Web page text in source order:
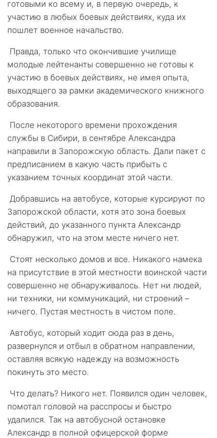
готовыми ко всему и, в первую очередь, к
участию в любых боевых действиях, куда их
пошлет военное начальство.
Правда, только что окончившие училище
молодые лейтенанты совершенно не готовы к
участию в боевых действиях, не имея опыта,
выходящего за рамки академического книжного
образования.
После некоторого времени прохождения
службы в Сибири, в сентябре Александра
направили в Запорожскую область. Дали пакет с
предписанием в какую часть прибыть с
указанием точных координат этой части.
Добравшись на автобусе, которые курсируют по
Запорожской области, хотя это зона боевых
действий, до указанного пункта Александр
обнаружил, что на этом месте ничего нет.
Стоят несколько домов и все. Никакого намека
на присутствие в этой местности воинской части
совершенно не обнаруживалось. Нет ни людей,
ни техники, ни коммуникаций, ни строений –
ничего. Пустая местность в чистом поле.
Автобус, который ходит сюда раз в день,
развернулся и отбыл в обратном направлении,
оставляя всякую надежду на возможность
покинуть это место.
Что делать? Никого нет. Появился один человек,
помотал головой на расспросы и быстро
удалился. Так на автобусной остановке
Александр в полной офицерской форме